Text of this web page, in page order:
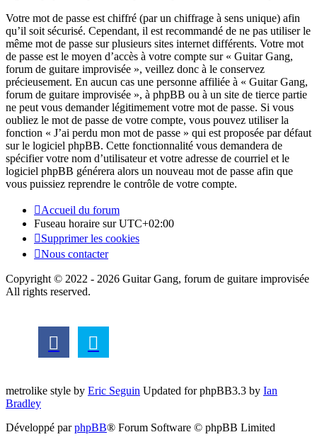
Votre mot de passe est chiffré (par un chiffrage à sens unique) afin
qu’il soit sécurisé. Cependant, il est recommandé de ne pas utiliser le
même mot de passe sur plusieurs sites internet différents. Votre mot
de passe est le moyen d’accès à votre compte sur « Guitar Gang,
forum de guitare improvisée », veillez donc à le conservez
précieusement. En aucun cas une personne affiliée à « Guitar Gang,
forum de guitare improvisée », à phpBB ou à un site de tierce partie
ne peut vous demander légitimement votre mot de passe. Si vous
oubliez le mot de passe de votre compte, vous pouvez utiliser la
fonction « J’ai perdu mon mot de passe » qui est proposée par défaut
sur le logiciel phpBB. Cette fonctionnalité vous demandera de
spécifier votre nom d’utilisateur et votre adresse de courriel et le
logiciel phpBB générera alors un nouveau mot de passe afin que
vous puissiez reprendre le contrôle de votre compte.
Accueil du forum
Fuseau horaire surUTC+02:00
Supprimer les cookies
Nous contacter
Copyright © 2022 - 2026 Guitar Gang, forum de guitare improvisée
All rights reserved.
metrolike style by Eric Seguin Updated for phpBB3.3 by Ian
Bradley
Développé parphpBB® Forum Software © phpBB Limited